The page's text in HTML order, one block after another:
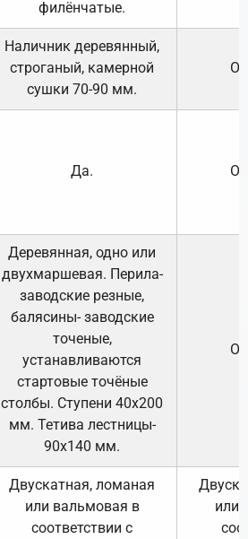
филёнчатые.
Наличник деревянный,
строганый, камерной
сушки 70-90 мм.
Да.
Деревянная, одно или
двухмаршевая. Перила-
заводские резные,
балясины- заводские
точеные,
устанавливаются
стартовые точёные
столбы. Ступени 40х200
мм. Тетива лестницы-
90х140 мм.
Двускатная, ломаная
или вальмовая в
соответствии с
или